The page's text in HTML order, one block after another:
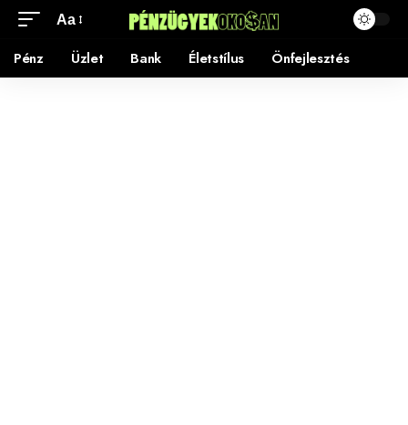
Aa
Pénz Üzlet Bank Életstílus Önfejlesztés